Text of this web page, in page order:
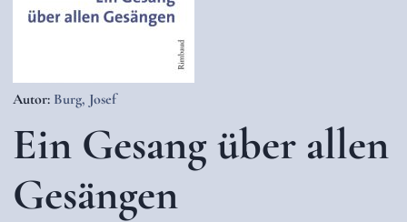
Autor: Burg, Josef
Ein Gesang über allen
Gesängen